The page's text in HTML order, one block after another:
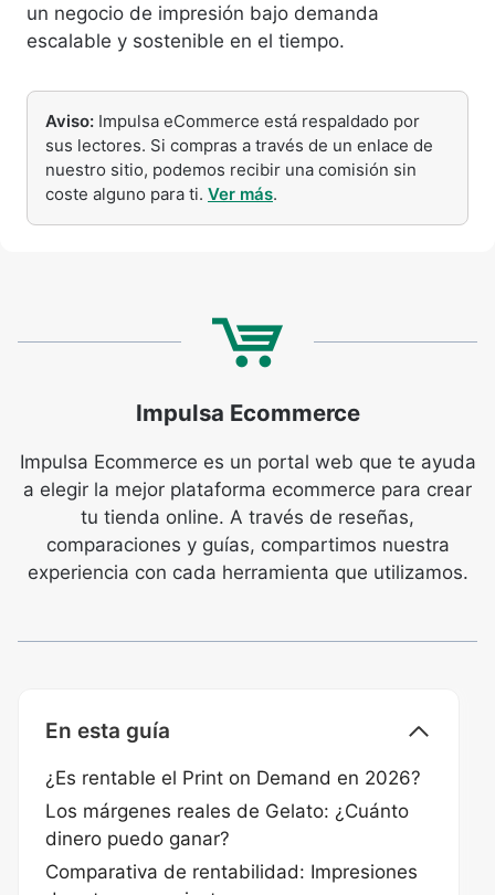
un negocio de impresión bajo demanda
escalable y sostenible en el tiempo.
Aviso: Impulsa eCommerce está respaldado por
sus lectores. Si compras a través de un enlace de
nuestro sitio, podemos recibir una comisión sin
coste alguno para ti. Ver más.
Impulsa Ecommerce
Impulsa Ecommerce es un portal web que te ayuda
a elegir la mejor plataforma ecommerce para crear
tu tienda online. A través de reseñas,
comparaciones y guías, compartimos nuestra
experiencia con cada herramienta que utilizamos.
En esta guía
¿Es rentable el Print on Demand en 2026?
Los márgenes reales de Gelato: ¿Cuánto
dinero puedo ganar?
Comparativa de rentabilidad: Impresiones